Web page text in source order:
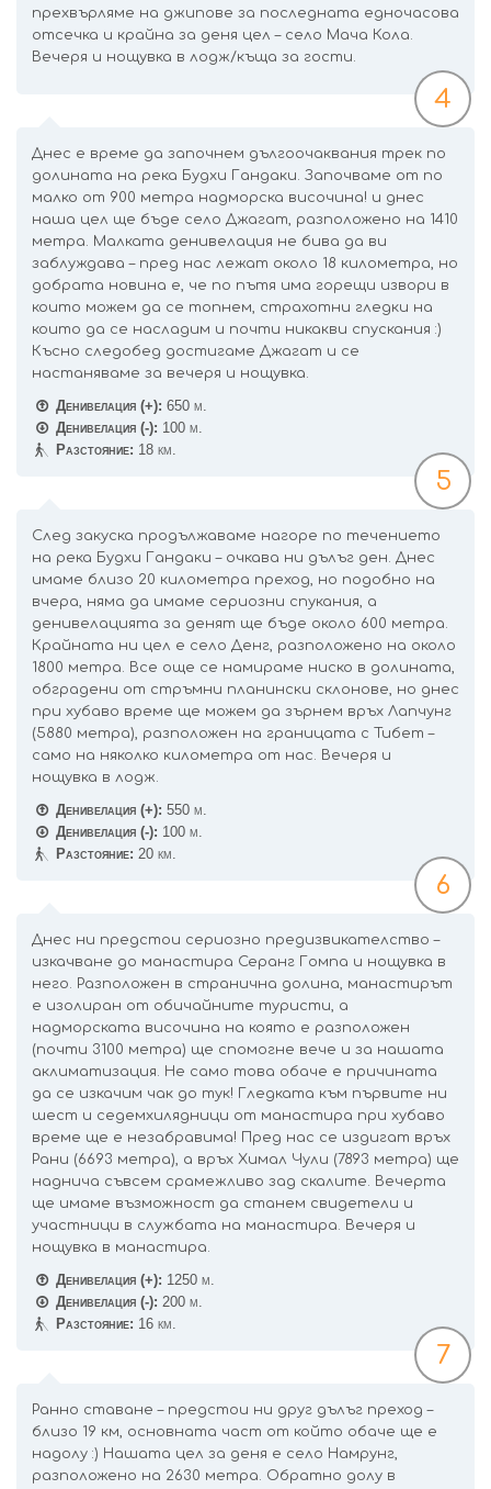
прехвърляме на джипове за последната едночасова
отсечка и крайна за деня цел – село Мача Кола.
Вечеря и нощувка в лодж/къща за гости.
4
Днес е време да започнем дългоочаквания трек по
долината на река Будхи Гандаки. Започваме от по
малко от 900 метра надморска височина! и днес
наша цел ще бъде село Джагат, разположено на 1410
метра. Малката денивелация не бива да ви
заблуждава – пред нас лежат около 18 километра, но
добрата новина е, че по пътя има горещи извори в
които можем да се топнем, страхотни гледки на
които да се насладим и почти никакви спускания :)
Късно следобед достигаме Джагат и се
настаняваме за вечеря и нощувка.
Денивелация (+): 650 м.
Денивелация (-): 100 м.
Разстояние: 18 км.
5
След закуска продължаваме нагоре по течението
на река Будхи Гандаки – очкава ни дълъг ден. Днес
имаме близо 20 километра преход, но подобно на
вчера, няма да имаме сериозни спукания, а
денивелацията за денят ще бъде около 600 метра.
Крайната ни цел е село Денг, разположено на около
1800 метра. Все още се намираме ниско в долината,
обградени от стръмни планински склонове, но днес
при хубаво време ще можем да зърнем връх Лапчунг
(5880 метра), разположен на границата с Тибет –
само на няколко километра от нас. Вечеря и
нощувка в лодж.
Денивелация (+): 550 м.
Денивелация (-): 100 м.
Разстояние: 20 км.
6
Днес ни предстои сериозно предизвикателство –
изкачване до манастира Серанг Гомпа и нощувка в
него. Разположен в странична долина, манастирът
е изолиран от обичайните туристи, а
надморската височина на която е разположен
(почти 3100 метра) ще спомогне вече и за нашата
аклиматизация. Не само това обаче е причината
да се изкачим чак до тук! Гледката към първите ни
шест и седемхилядници от манастира при хубаво
време ще е незабравима! Пред нас се издигат връх
Рани (6693 метра), а връх Химал Чули (7893 метра) ще
наднича съвсем срамежливо зад скалите. Вечерта
ще имаме възможност да станем свидетели и
участници в службата на манастира. Вечеря и
нощувка в манастира.
Денивелация (+): 1250 м.
Денивелация (-): 200 м.
Разстояние: 16 км.
7
Ранно ставане – предстои ни друг дълъг преход –
близо 19 км, основната част от който обаче ще е
надолу :) Нашата цел за деня е село Намрунг,
разположено на 2630 метра. Обратно долу в